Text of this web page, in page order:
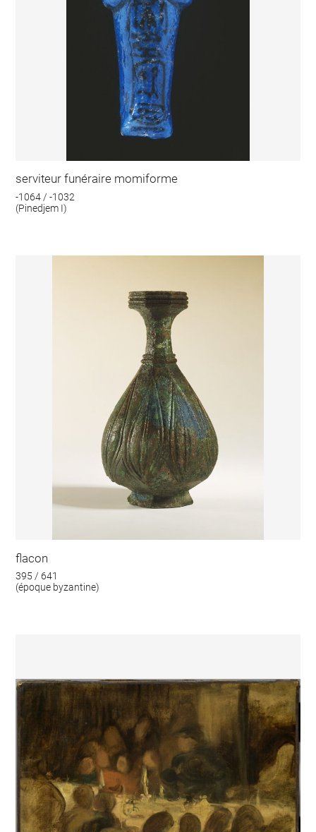
serviteur funéraire momiforme
-1064 / -1032
(Pinedjem I)
flacon
395 / 641
(époque byzantine)